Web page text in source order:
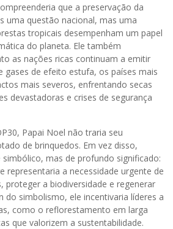
que a preservação da
uma questão nacional, mas uma
tropicais desempenham um papel
do planeta. Ele também
as nações ricas continuam a emitir
gases de efeito estufa, os países mais
mais severos, enfrentando secas
devastadoras e crises de segurança
Papai Noel não traria seu
de brinquedos. Em vez disso,
mas de profundo significado:
representaria a necessidade urgente de
proteger a biodiversidade e regenerar
do simbolismo, ele incentivaria líderes a
como o reflorestamento em larga
que valorizem a sustentabilidade.